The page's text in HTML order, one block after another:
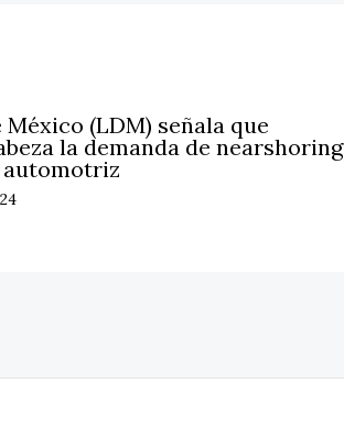
(LDM) señala que
la demanda de nearshoring